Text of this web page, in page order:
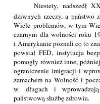
Niestety, nadszedł
dziwnych rzeczy, a państwo
Wiele problemów, w tym
czarnym dla wolności roku
i Amerykanie poznali co to
powstał FED, instytucja
pomogły również inne,
ograniczenie imigracji i
zamachem na Wolność i
w długach i
państwową służbę zdrowia.